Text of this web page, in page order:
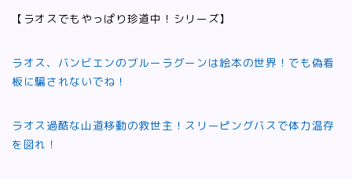
【ラオスでもやっぱり珍道中！シリーズ】
ラオス、バンビエンのブルーラグーンは絵本の世界！でも偽看
板に騙されないでね！
ラオス過酷な山道移動の救世主！スリーピングバスで体力温存
を図れ！